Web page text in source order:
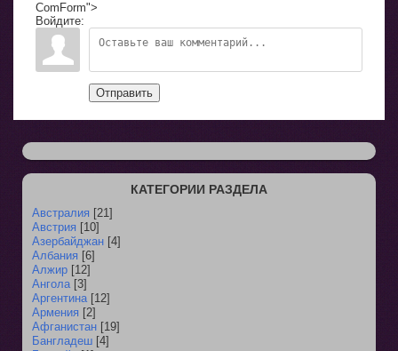
ComForm">
Войдите:
Отправить
КАТЕГОРИИ РАЗДЕЛА
Австралия [21]
Австрия [10]
Азербайджан [4]
Албания [6]
Алжир [12]
Ангола [3]
Аргентина [12]
Армения [2]
Афганистан [19]
Бангладеш [4]